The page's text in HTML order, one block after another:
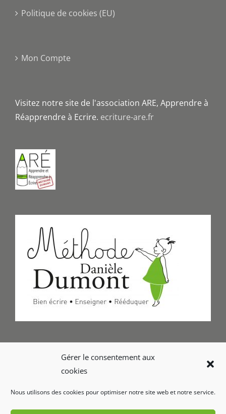
Gérer le consentement aux
cookies
Nous utilisons des cookies pour optimiser notre site web et notre service.
Politique de cookies (EU)
Mon Compte
Visitez notre site de l'association ARE, Apprendre à
Réapprendre à Ecrire. ecriture-are.fr
Formulaire de Contact